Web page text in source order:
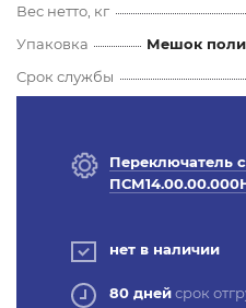
Вес нетто, кг
Упаковка
Мешок
Срок службы
Переключатель
нет в наличии
80 днейсрок